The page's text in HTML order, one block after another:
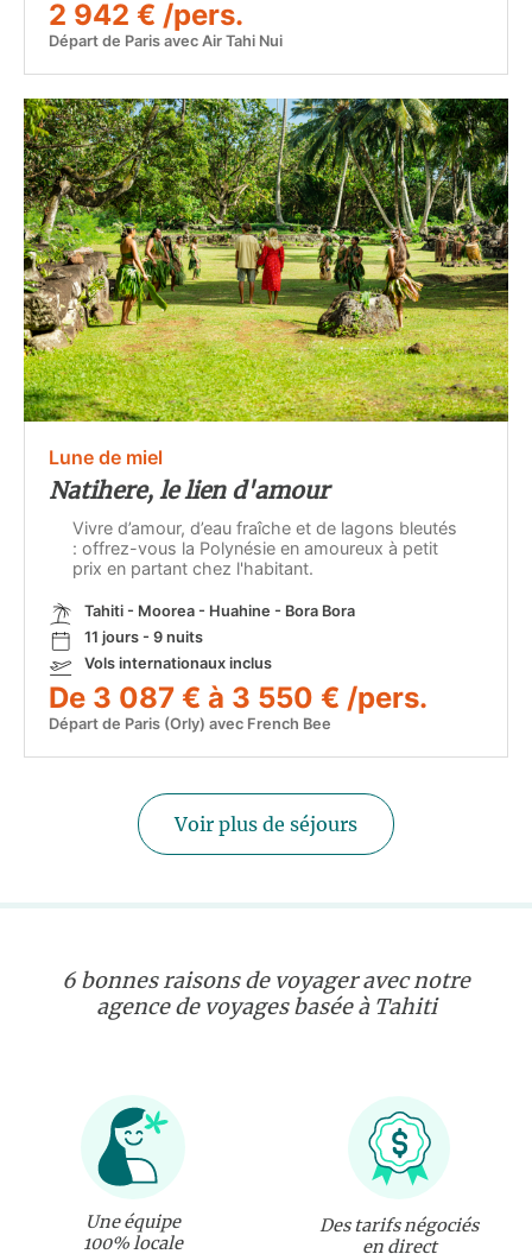
2 942 € /pers.
Départ de Paris avec Air Tahi Nui
Lune de miel
Natihere, le lien d'amour
Vivre d’amour, d’eau fraîche et de lagons bleutés
: offrez-vous la Polynésie en amoureux à petit
prix en partant chez l'habitant.
Tahiti - Moorea - Huahine - Bora Bora
11 jours - 9 nuits
Vols internationaux inclus
De 3 087 € à 3 550 € /pers.
Départ de Paris (Orly) avec French Bee
Voir plus de séjours
6 bonnes raisons de voyager avec notre
agence de voyages basée à Tahiti
Une équipe
100% locale
Des tarifs négociés
en direct